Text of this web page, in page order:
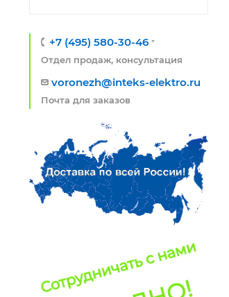
+7 (495) 580-30-46
Отдел продаж, консультация
voronezh@inteks-elektro.ru
Почта для заказов